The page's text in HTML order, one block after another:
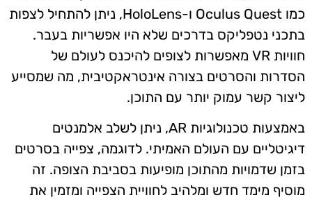
כמו Oculus Quest ו-HoloLens, ניתן להתחיל לצפות
בתכני נטפליקס בדרכים שלא היו אפשריות בעבר.
חוויות VR מאפשרות לצופים להיכנס לעולם של
הסדרות והסרטים בצורה אינטראקטיבית, מה שמסייע
ליצור קשר עמוק יותר עם התוכן.
באמצעות טכנולוגיות AR, ניתן לשלב אלמנטים
דיגיטליים עם העולם האמיתי. לדוגמה, צפייה בסרטים
בזמן שדמויות מהתוכן מופיעות בסביבת הצופה. זה
מוסיף מימד חדש ומלהיב לחוויית הצפייה ומזמין את